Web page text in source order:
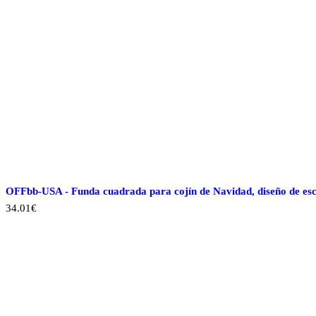
OFFbb-USA - Funda cuadrada para cojín de Navidad, diseño de
34.01€